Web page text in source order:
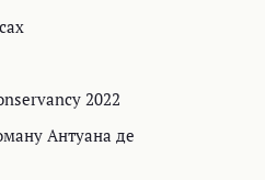
2022
Антуана де